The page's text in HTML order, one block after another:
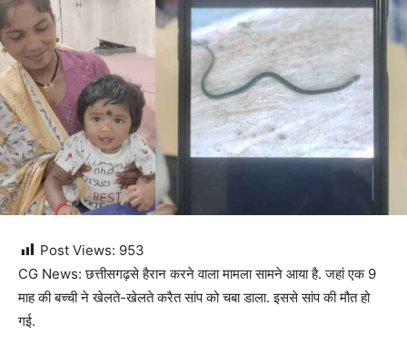
Post Views: 953
CG News: छत्तीसगढ़से हैरान करने वाला मामला सामने आया है. जहां एक 9
माह की बच्ची ने खेलते-खेलते करैत सांप को चबा डाला. इससे सांप की मौत हो
गई.